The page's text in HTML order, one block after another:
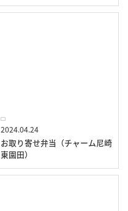
2024.04.24
お取り寄せ弁当（チャーム尼崎
東園田）